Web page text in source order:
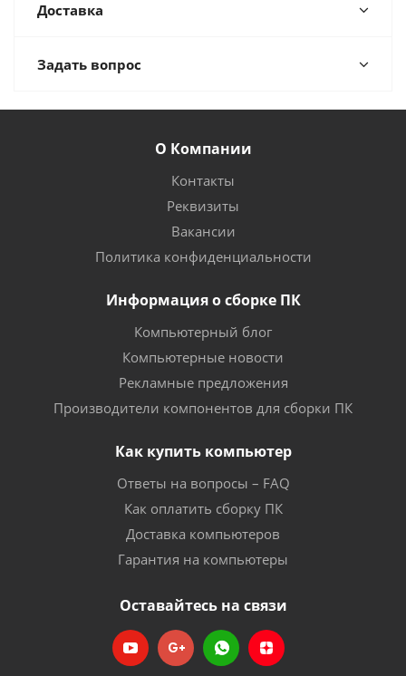
Доставка
Задать вопрос
О Компании
Контакты
Реквизиты
Вакансии
Политика конфиденциальности
Информация о сборке ПК
Компьютерный блог
Компьютерные новости
Рекламные предложения
Производители компонентов для сборки ПК
Как купить компьютер
Ответы на вопросы – FAQ
Как оплатить сборку ПК
Доставка компьютеров
Гарантия на компьютеры
Оставайтесь на связи